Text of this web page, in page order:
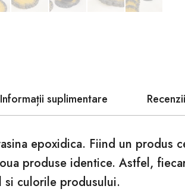
Informații suplimentare
epoxidica. Fiind un produs
produse identice. Astfel,
si culorile produsului.